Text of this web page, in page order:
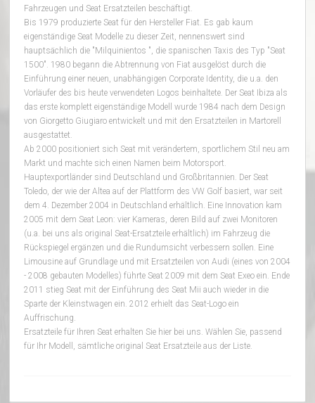
Fahrzeugen und Seat Ersatzteilen beschäftigt.
Bis 1979 produzierte Seat für den Hersteller Fiat. Es gab kaum
eigenständige Seat Modelle zu dieser Zeit, nennenswert sind
hauptsächlich die "Milquinientos ", die spanischen Taxis des Typ "Seat
1500". 1980 begann die Abtrennung von Fiat ausgelöst durch die
Einführung einer neuen, unabhängigen Corporate Identity, die u.a. den
Vorläufer des bis heute verwendeten Logos beinhaltete. Der Seat Ibiza als
das erste komplett eigenständige Modell wurde 1984 nach dem Design
von Giorgetto Giugiaro entwickelt und mit den Ersatzteilen in Martorell
ausgestattet.
Ab 2000 positioniert sich Seat mit verändertem, sportlichem Stil neu am
Markt und machte sich einen Namen beim Motorsport.
Hauptexportländer sind Deutschland und Großbritannien. Der Seat
Toledo, der wie der Altea auf der Plattform des VW Golf basiert, war seit
dem 4. Dezember 2004 in Deutschland erhältlich. Eine Innovation kam
2005 mit dem Seat Leon: vier Kameras, deren Bild auf zwei Monitoren
(u.a. bei uns als original Seat-Ersatzteile erhältlich) im Fahrzeug die
Rückspiegel ergänzen und die Rundumsicht verbessern sollen. Eine
Limousine auf Grundlage und mit Ersatzteilen von Audi (eines von 2004
- ­2008 gebauten Modelles) führte Seat 2009 mit dem Seat Exeo ein. Ende
2011 stieg Seat mit der Einführung des Seat Mii auch wieder in die
Sparte der Kleinstwagen ein. 2012 erhielt das Seat-Logo ein
Auffrischung.
Ersatzteile für Ihren Seat erhalten Sie hier bei uns. Wählen Sie, passend
für Ihr Modell, sämtliche original Seat Ersatzteile aus der Liste.